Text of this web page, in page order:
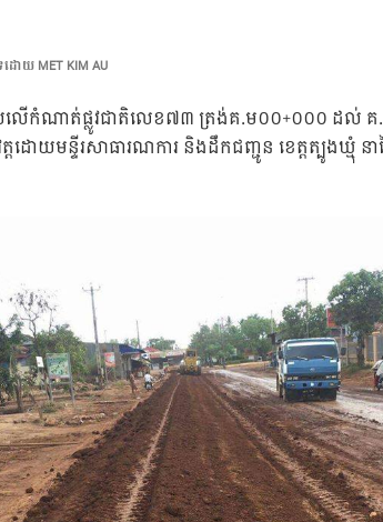
ដោយ MET KIM AU
លើកំណាត់ផ្លូវជាតិលេខ៧៣ ត្រង់គ.ម០០+០០០ ដល់
ោយមន្ទីរសាធារណការ និងដឹកជញ្ជូន ខេត្តត្បូងឃ្មុំ ន